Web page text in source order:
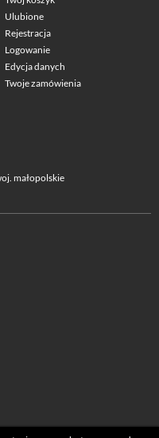
Ulubione
Rejestracja
Logowanie
Edycja danych
Twoje zamówienia
małopolskie